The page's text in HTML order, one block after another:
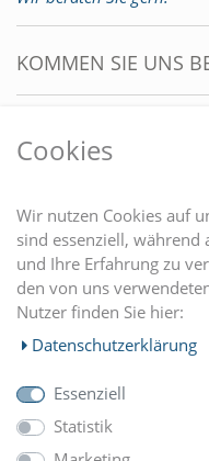
KOMMEN SIE UNS
EINKAUFEN
MEIN KONTO
UNTERNEHMEN
Cookies
Wir nutzen Cookies auf
sind essenziell, während
und Ihre Erfahrung zu
den von uns
Nutzer finden Sie hier:
Daten­schutz­erklärung
Essenziell
Statistik